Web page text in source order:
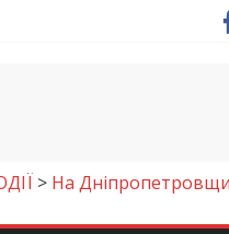
монастиря (Фото)
> На